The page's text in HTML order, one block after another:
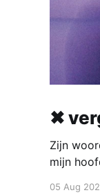
✖
Zijn
mijn
05 Aug